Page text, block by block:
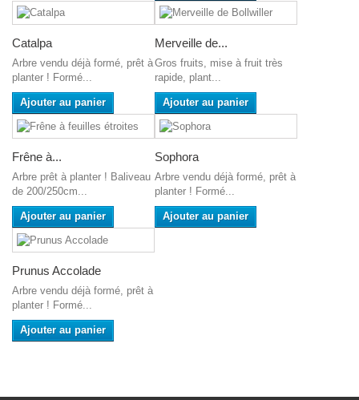
Catalpa
Arbre vendu déjà formé, prêt à
planter ! Formé...
Ajouter au panier
Merveille de...
Gros fruits, mise à fruit très
rapide, plant...
Ajouter au panier
Frêne à...
Arbre prêt à planter ! Baliveau
de 200/250cm...
Ajouter au panier
Sophora
Arbre vendu déjà formé, prêt à
planter ! Formé...
Ajouter au panier
Prunus Accolade
Arbre vendu déjà formé, prêt à
planter ! Formé...
Ajouter au panier